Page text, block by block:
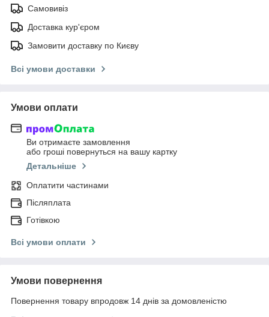
Самовивіз
Доставка кур'єром
Замовити доставку по Києву
Всі умови доставки
Умови оплати
Ви отримаєте замовлення
або гроші повернуться на вашу картку
Детальніше
Оплатити частинами
Післяплата
Готівкою
Всі умови оплати
Умови повернення
Повернення товару впродовж 14 днів за домовленістю